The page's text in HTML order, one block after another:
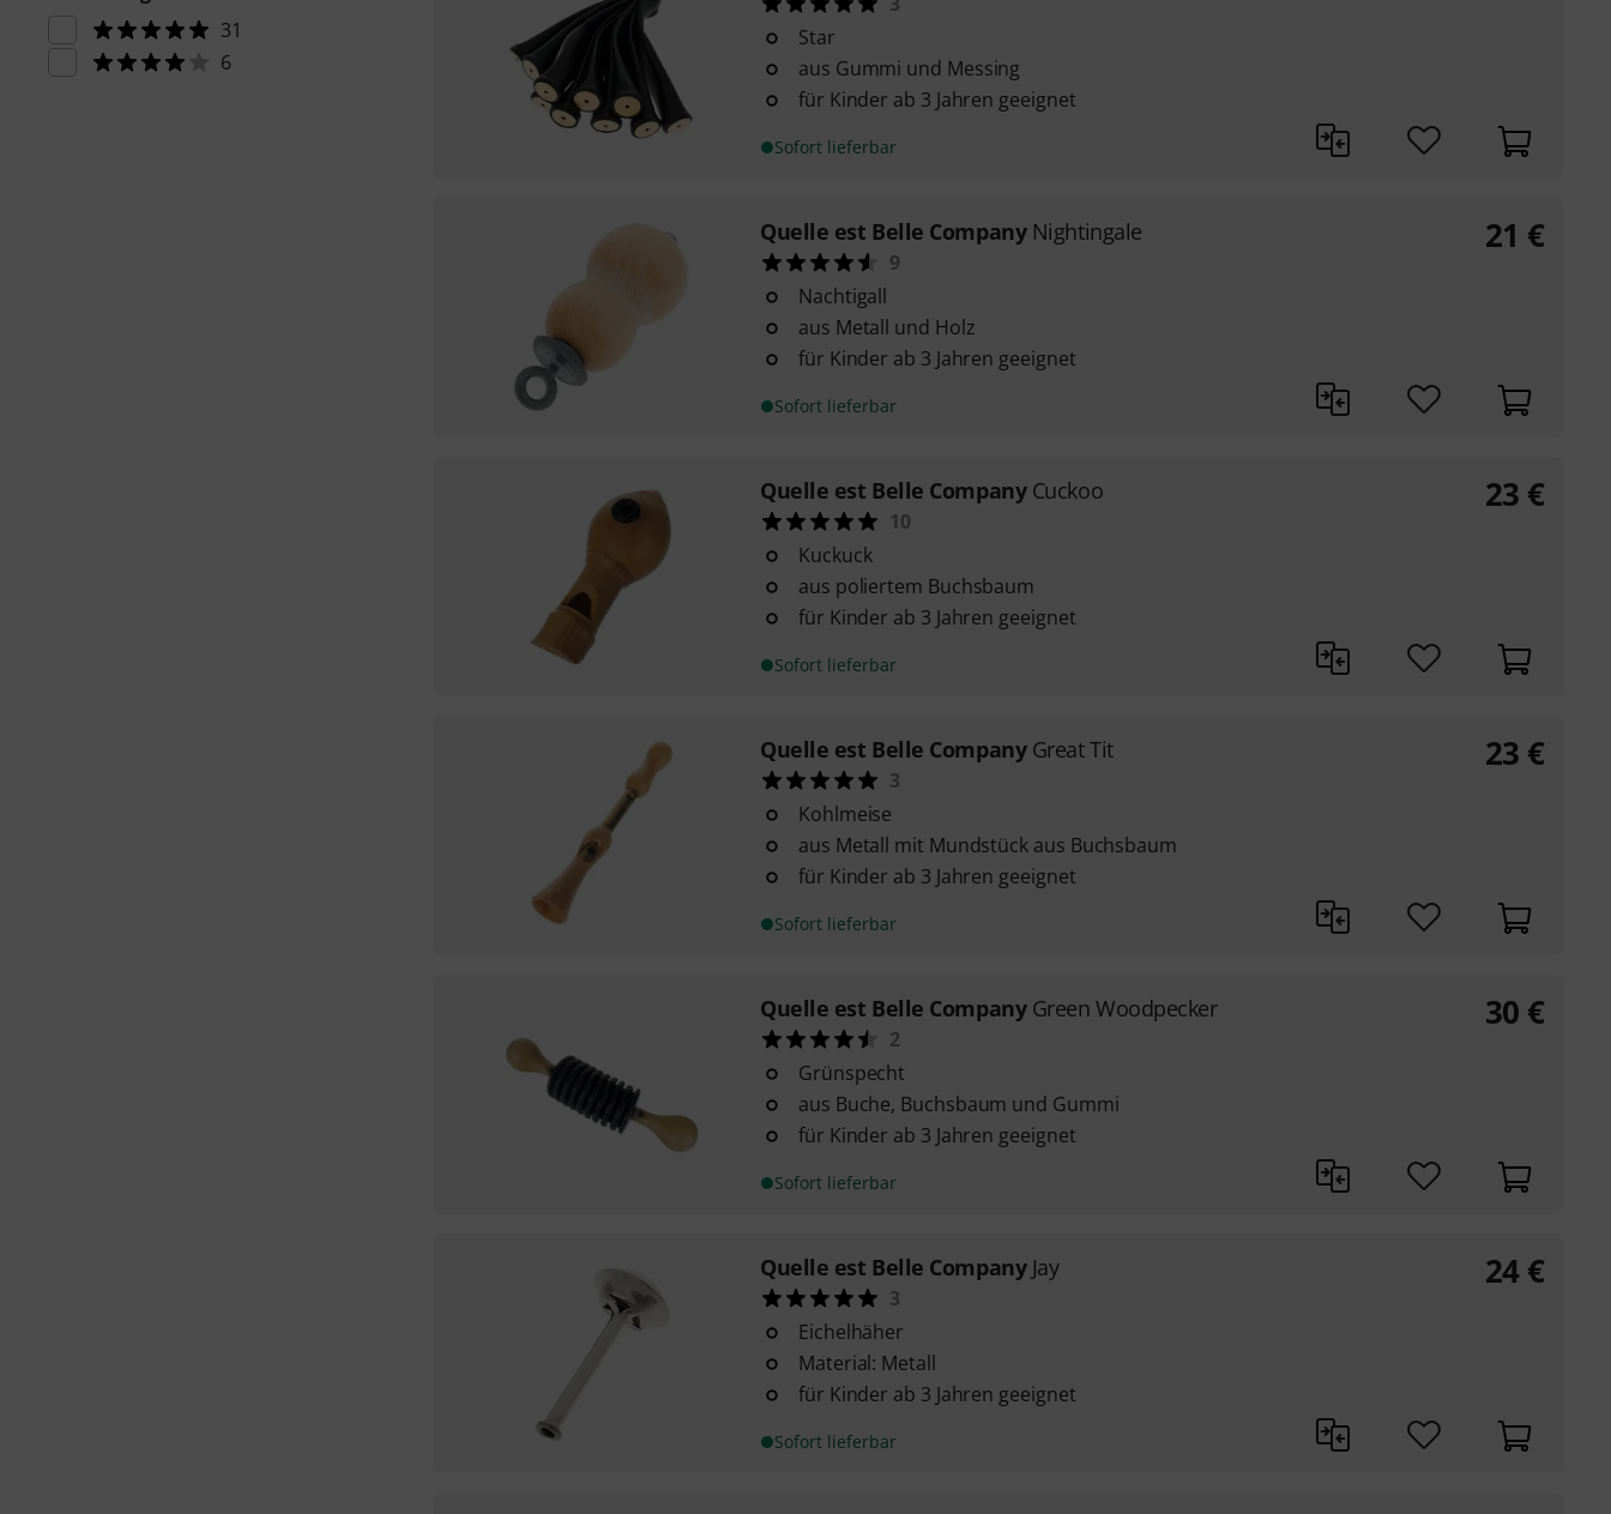
31
6
Star
aus Gummi und Messing
für Kinder ab 3 Jahren geeignet
Sofort lieferbar
Quelle est Belle Company Nightingale
9
Nachtigall
aus Metall und Holz
für Kinder ab 3 Jahren geeignet
Sofort lieferbar
21 €
Quelle est Belle Company Cuckoo
10
Kuckuck
aus poliertem Buchsbaum
für Kinder ab 3 Jahren geeignet
Sofort lieferbar
23 €
Quelle est Belle Company Great Tit
3
Kohlmeise
aus Metall mit Mundstück aus Buchsbaum
für Kinder ab 3 Jahren geeignet
Sofort lieferbar
23 €
Quelle est Belle Company Green Woodpecker
2
Grünspecht
aus Buche, Buchsbaum und Gummi
für Kinder ab 3 Jahren geeignet
Sofort lieferbar
30 €
Quelle est Belle Company Jay
3
Eichelhäher
Material: Metall
für Kinder ab 3 Jahren geeignet
Sofort lieferbar
24 €